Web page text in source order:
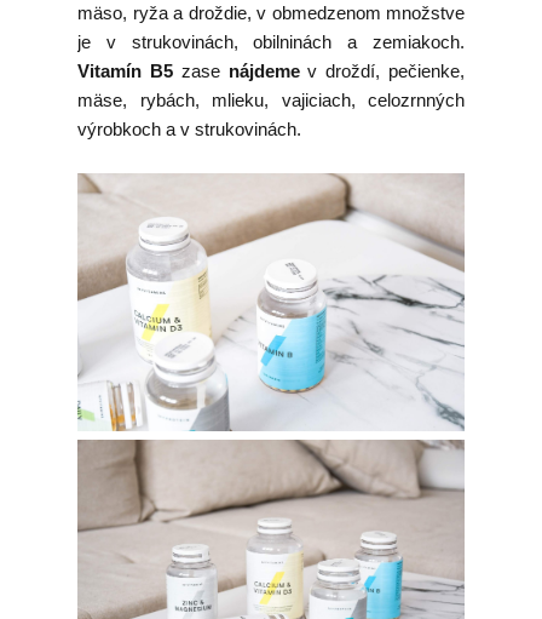
mäso, ryža a droždie, v obmedzenom množstve
je v strukovinách, obilninách a zemiakoch.
Vitamín B5 zase nájdemev droždí, pečienke,
mäse, rybách, mlieku, vajiciach, celozrnných
výrobkoch a v strukovinách.